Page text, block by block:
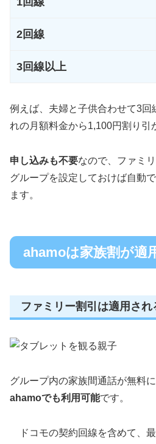
2回線
3回線以上
例えば、夫婦と子供合わせて3回
れの月額料金から1,100円割り引
申し込みも不要なので、ファミ
グループを設定しておけば自動
ます。
ahamoは家族割が適
ファミリー割引は適用され
グループ内の家族間通話が無料
ahamoでも利用可能です。
ドコモの契約回線を含めて、